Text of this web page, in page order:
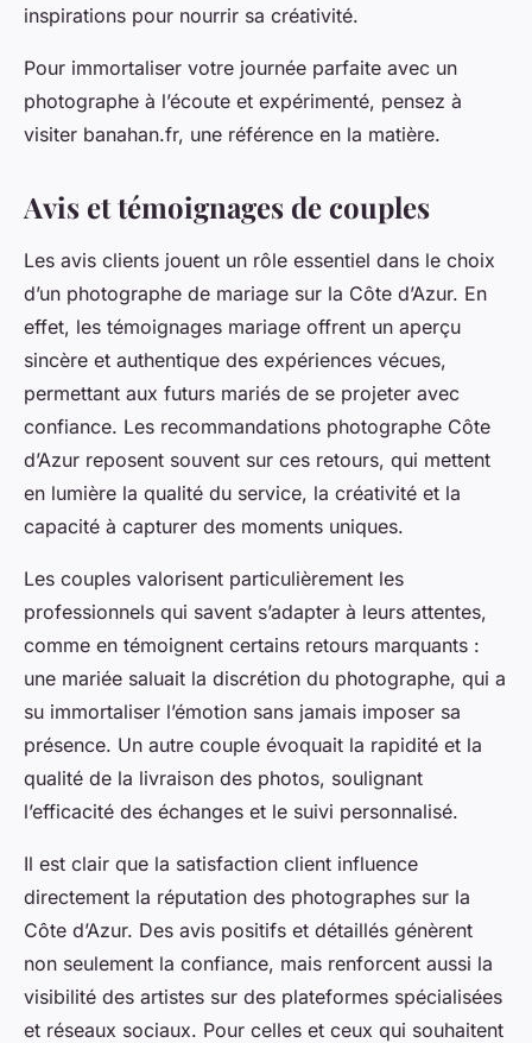
inspirations pour nourrir sa créativité.
Pour immortaliser votre journée parfaite avec un
photographe à l’écoute et expérimenté, pensez à
visiter banahan.fr, une référence en la matière.
Avis et témoignages de couples
Les avis clients jouent un rôle essentiel dans le choix
d’un photographe de mariage sur la Côte d’Azur. En
effet, les témoignages mariage offrent un aperçu
sincère et authentique des expériences vécues,
permettant aux futurs mariés de se projeter avec
confiance. Les recommandations photographe Côte
d’Azur reposent souvent sur ces retours, qui mettent
en lumière la qualité du service, la créativité et la
capacité à capturer des moments uniques.
Les couples valorisent particulièrement les
professionnels qui savent s’adapter à leurs attentes,
comme en témoignent certains retours marquants :
une mariée saluait la discrétion du photographe, qui a
su immortaliser l’émotion sans jamais imposer sa
présence. Un autre couple évoquait la rapidité et la
qualité de la livraison des photos, soulignant
l’efficacité des échanges et le suivi personnalisé.
Il est clair que la satisfaction client influence
directement la réputation des photographes sur la
Côte d’Azur. Des avis positifs et détaillés génèrent
non seulement la confiance, mais renforcent aussi la
visibilité des artistes sur des plateformes spécialisées
et réseaux sociaux. Pour celles et ceux qui souhaitent